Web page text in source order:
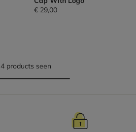
€ 29,00
4 products seen